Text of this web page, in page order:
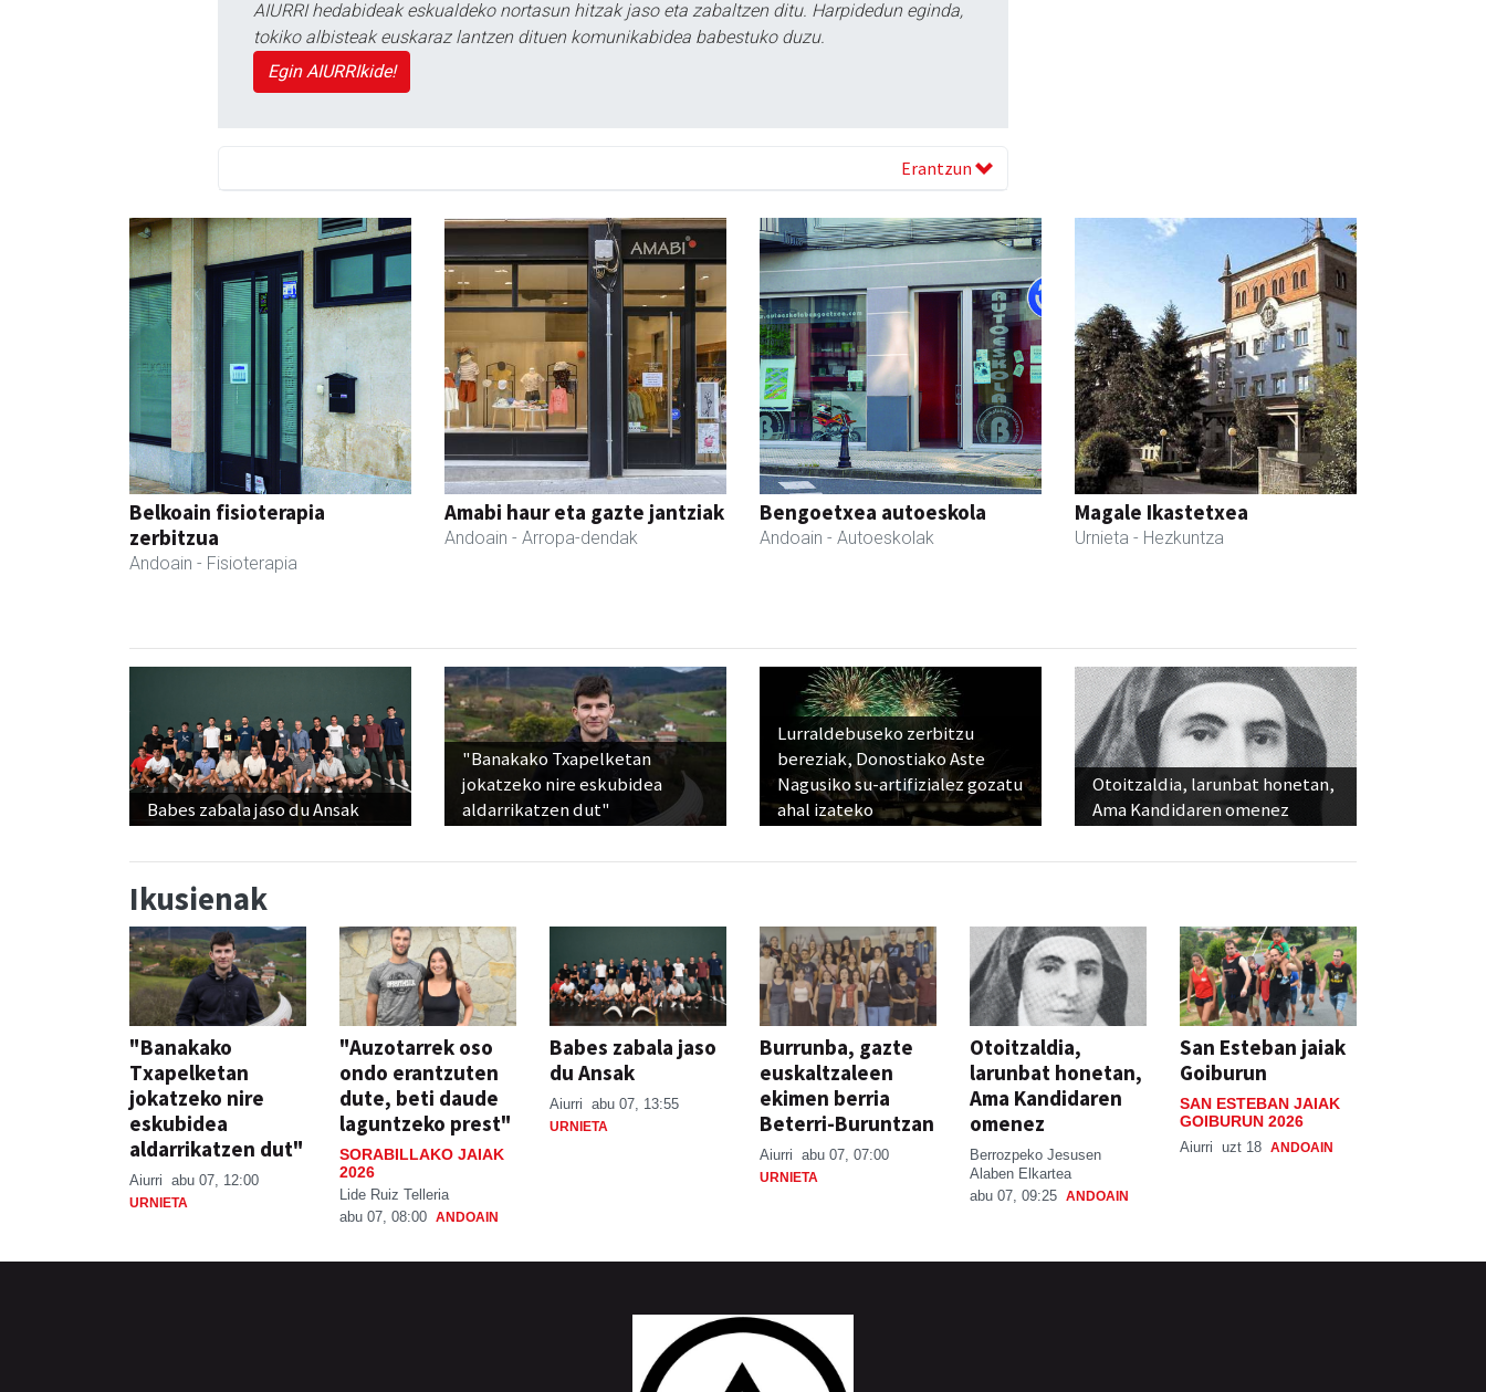
AIURRI hedabideak eskualdeko nortasun hitzak jaso eta zabaltzen ditu. Harpidedun eginda,
tokiko albisteak euskaraz lantzen dituen komunikabidea babestuko duzu.
Egin AIURRIkide!
Erantzun
Belkoain fisioterapia
zerbitzua
Andoain - Fisioterapia
Amabi haur eta gazte jantziak
Andoain - Arropa-dendak
Bengoetxea autoeskola
Andoain - Autoeskolak
Magale Ikastetxea
Urnieta - Hezkuntza
Babes zabala jaso du Ansak
"Banakako Txapelketan
jokatzeko nire eskubidea
aldarrikatzen dut"
Lurraldebuseko zerbitzu
bereziak, Donostiako Aste
Nagusiko su-artifizialez gozatu
ahal izateko
Otoitzaldia, larunbat honetan,
Ama Kandidaren omenez
Ikusienak
"Banakako
Txapelketan
jokatzeko nire
eskubidea
aldarrikatzen dut"
Aiurri abu 07, 12:00
URNIETA
"Auzotarrek oso
ondo erantzuten
dute, beti daude
laguntzeko prest"
SORABILLAKO JAIAK
2026
Lide Ruiz Telleria
abu 07, 08:00 ANDOAIN
Babes zabala jaso
du Ansak
Aiurri abu 07, 13:55
URNIETA
Burrunba, gazte
euskaltzaleen
ekimen berria
Beterri-Buruntzan
Aiurri abu 07, 07:00
URNIETA
Otoitzaldia,
larunbat honetan,
Ama Kandidaren
omenez
Berrozpeko Jesusen
Alaben Elkartea
abu 07, 09:25 ANDOAIN
San Esteban jaiak
Goiburun
SAN ESTEBAN JAIAK
GOIBURUN 2026
Aiurri uzt 18 ANDOAIN